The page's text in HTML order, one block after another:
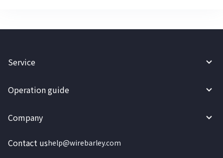
Service
Operation guide
Company
Contact ushelp@wirebarley.com